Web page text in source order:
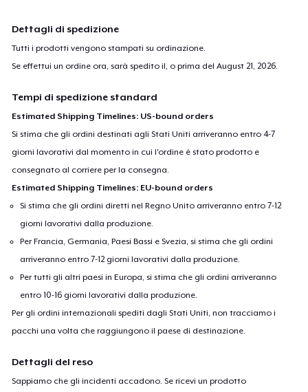
Dettagli di spedizione
Tutti i prodotti vengono stampati su ordinazione.
Se effettui un ordine ora, sarà spedito il, o prima delAugust 21, 2026.
Tempi di spedizione standard
Estimated Shipping Timelines: US-bound orders
Si stima che gli ordini destinati agli Stati Uniti arriveranno entro 4-7
giorni lavorativi dal momento in cui l'ordine è stato prodotto e
consegnato al corriere per la consegna.
Estimated Shipping Timelines: EU-bound orders
Si stima che gli ordini diretti nel Regno Unito arriveranno entro 7-12
giorni lavorativi dalla produzione.
Per Francia, Germania, Paesi Bassi e Svezia, si stima che gli ordini
arriveranno entro 7-12 giorni lavorativi dalla produzione.
Per tutti gli altri paesi in Europa, si stima che gli ordini arriveranno
entro 10-16 giorni lavorativi dalla produzione.
Per gli ordini internazionali spediti dagli Stati Uniti, non tracciamo i
pacchi una volta che raggiungono il paese di destinazione.
Dettagli del reso
Sappiamo che gli incidenti accadono. Se ricevi un prodotto